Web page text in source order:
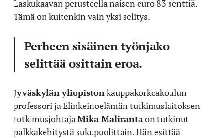
Laskukaavan perusteella naisen euro 83 senttiä.
Tämä on kuitenkin vain yksi selitys.
Perheen sisäinen työnjako
selittää osittain eroa.
Jyväskylän yliopiston kauppakorkeakoulun
professori ja Elinkeinoelämän tutkimuslaitoksen
tutkimusjohtaja Mika Malirantaon tutkinut
palkkakehitystä sukupuolittain. Hän esittää